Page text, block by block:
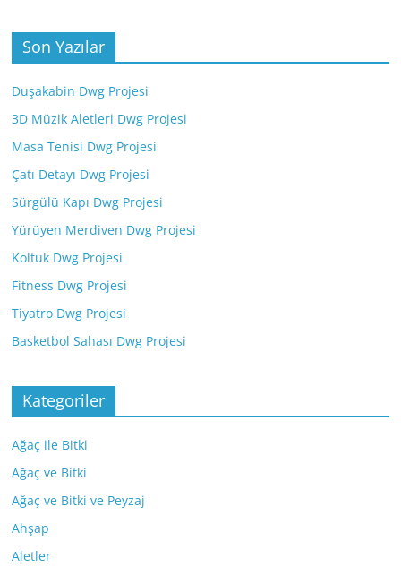
Son Yazılar
Duşakabin Dwg Projesi
3D Müzik Aletleri Dwg Projesi
Masa Tenisi Dwg Projesi
Çatı Detayı Dwg Projesi
Sürgülü Kapı Dwg Projesi
Yürüyen Merdiven Dwg Projesi
Koltuk Dwg Projesi
Fitness Dwg Projesi
Tiyatro Dwg Projesi
Basketbol Sahası Dwg Projesi
Kategoriler
Ağaç ile Bitki
Ağaç ve Bitki
Ağaç ve Bitki ve Peyzaj
Ahşap
Aletler